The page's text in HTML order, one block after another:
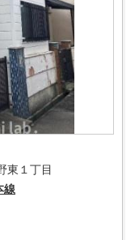
東１丁目
線